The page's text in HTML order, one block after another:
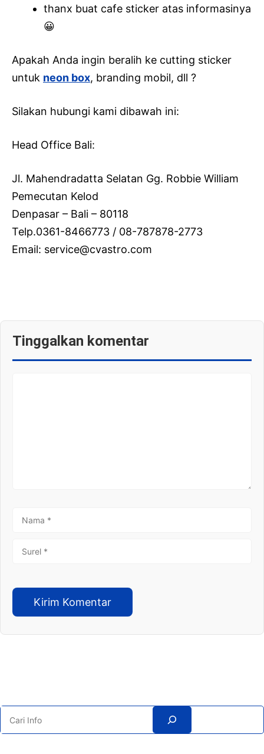
thanx buat cafe sticker atas informasinya
😀
Apakah Anda ingin beralih ke cutting sticker
untuk neon box, branding mobil, dll ?
Silakan hubungi kami dibawah ini:
Head Office Bali:
Jl. Mahendradatta Selatan Gg. Robbie William
Pemecutan Kelod
Denpasar – Bali – 80118
Telp.0361-8466773 / 08-787878-2773
Email: service@cvastro.com
Tinggalkan komentar
NAMA
SUREL